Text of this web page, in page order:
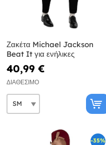
Ζακέτα Michael Jackson
Beat It για ενήλικες
40,99 €
ΔΙΑΘΈΣΙΜΟ
-35%